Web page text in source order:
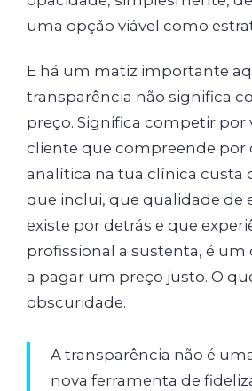
uma opção viável como
E há um matiz importante
transparência não significa
preço. Significa competir por
cliente que compreende por
analítica na tua clínica custa
que inclui, que qualidade de
existe por detrás e que
profissional a sustenta, é
a pagar um preço justo. O
obscuridade.
A transparência não é
nova ferramenta de